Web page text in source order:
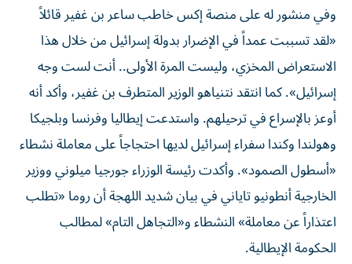
وفي منشور له على منصة إكس خاطب ساعر بن غفير قائلاً
«لقد تسببت عمداً في الإضرار بدولة إسرائيل من خلال هذا
الاستعراض المخزي، وليست المرة الأولى.. أنت لست وجه
إسرائيل». كما انتقد نتنياهو الوزير المتطرف بن غفير، وأكد أنه
أوعز بالإسراع في ترحيلهم. واستدعت إيطاليا وفرنسا وبلجيكا
وهولندا وكندا سفراء إسرائيل لديها احتجاجاً على معاملة نشطاء
«أسطول الصمود». وأكدت رئيسة الوزراء جورجيا ميلوني ووزير
الخارجية أنطونيو تاياني ​في ‌بيان ‌شديد اللهجة أن روما «تطلب
اعتذاراً ‌عن معاملة» النشطاء ‌و«التجاهل التام» ‌لمطالب
الحكومة الإيطالية.